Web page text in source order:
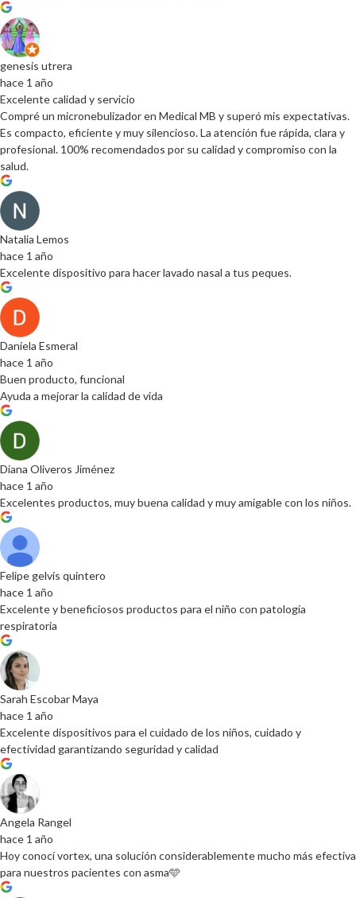
genesis utrera
hace 1 año
Excelente calidad y servicio
Compré un micronebulizador en Medical MB y superó mis expectativas.
Es compacto, eficiente y muy silencioso. La atención fue rápida, clara y
profesional. 100% recomendados por su calidad y compromiso con la
salud.
Natalia Lemos
hace 1 año
Excelente dispositivo para hacer lavado nasal a tus peques.
Daniela Esmeral
hace 1 año
Buen producto, funcional
Ayuda a mejorar la calidad de vida
Diana Oliveros Jiménez
hace 1 año
Excelentes productos, muy buena calidad y muy amigable con los niños.
Felipe gelvis quintero
hace 1 año
Excelente y beneficiosos productos para el niño con patología
respiratoria
Sarah Escobar Maya
hace 1 año
Excelente dispositivos para el cuidado de los niños, cuidado y
efectividad garantizando seguridad y calidad
Angela Rangel
hace 1 año
Hoy conocí vortex, una solución considerablemente mucho más efectiva
para nuestros pacientes con asma🩵